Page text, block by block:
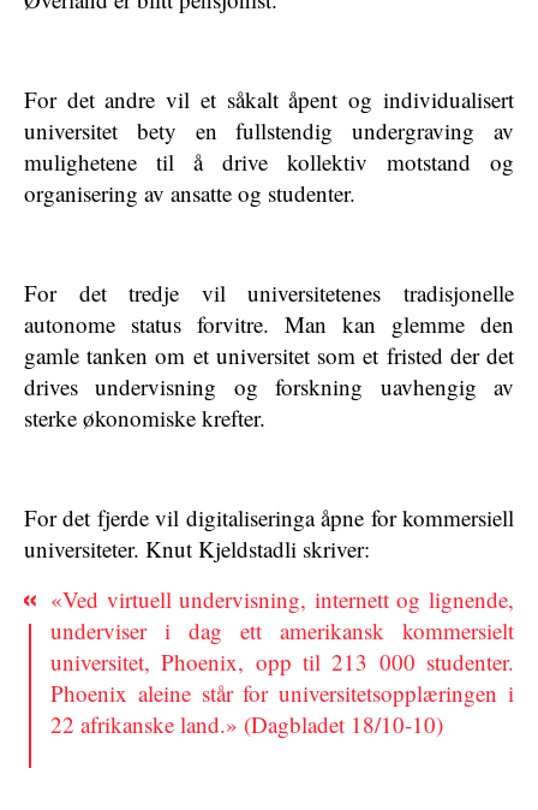
For det andre vil et såkalt åpent og individualisert
universitet bety en fullstendig undergraving av
mulighetene til å drive kollektiv motstand og
organisering av ansatte og studenter.
For det tredje vil universitetenes tradisjonelle
autonome status forvitre. Man kan glemme den
gamle tanken om et universitet som et fristed der det
drives undervisning og forskning uavhengig av
sterke økonomiske krefter.
For det fjerde vil digitaliseringa åpne for kommersiell
universiteter. Knut Kjeldstadli skriver:
«Ved virtuell undervisning, internett og lignende,
underviser i dag ett amerikansk kommersielt
universitet, Phoenix, opp til 213 000 studenter.
Phoenix aleine står for universitetsopplæringen i
22 afrikanske land.» (Dagbladet 18/10-10)